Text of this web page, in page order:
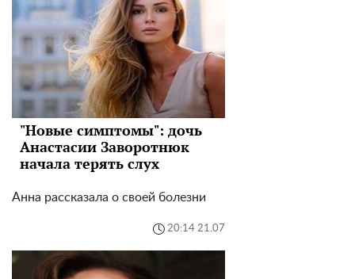
"Новые симптомы": дочь
Анастасии Заворотнюк
начала терять слух
Анна рассказала о своей болезни
20:14 21.07